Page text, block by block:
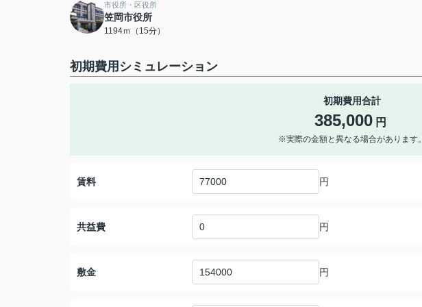
市役所・区役所
笠岡市役所
1194ｍ（15分）
初期費用シミュレーション
初期費用合計
385,000 円
※実際の金額と異なる場合があります。
賃料 円
共益費 円
敷金 円